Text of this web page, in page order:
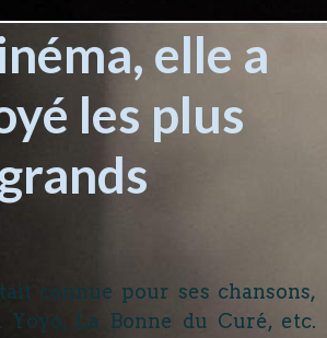
elle a
les plus
grands
connue pour ses chansons,
La Bonne du Curé, etc.